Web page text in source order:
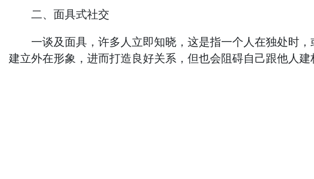
二、面具式社交
一谈及面具，许多人立即知晓，这是指一个人在独处时，
建立外在形象，进而打造良好关系，但也会阻碍自己跟他人建